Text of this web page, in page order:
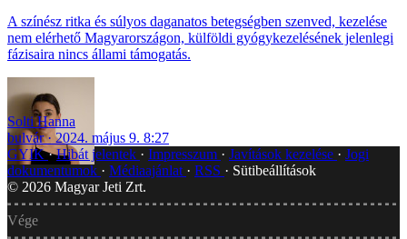
A színész ritka és súlyos daganatos betegségben szenved, kezelése
nem elérhető Magyarországon, külföldi gyógykezelésének jelenlegi
fázisaira nincs állami támogatás.
Solti Hanna
bulvár
2024. május 9. 8:27
GYIK Hibát jelentek Impresszum Javítások kezelése
Jogi
dokumentumok
Médiaajánlat RSS
Sütibeállítások
© 2026 Magyar Jeti Zrt.
Vége